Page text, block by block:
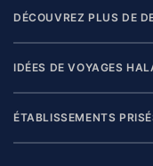
DÉCOUVREZ PLUS DE
IDÉES DE VOYAGES
ÉTABLISSEMENTS